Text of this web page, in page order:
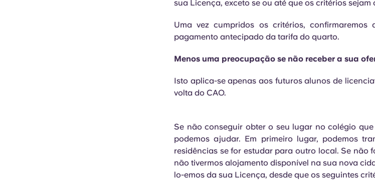
sua Licença, exceto se ou até que os critérios sejam
Uma vez cumpridos os critérios, confirmaremos
pagamento antecipado da tarifa do quarto.
Menos uma preocupação se não receber a sua
Isto aplica-se apenas aos futuros alunos de
volta do CAO.
Se não conseguir obter o seu lugar no colégio
podemos ajudar. Em primeiro lugar, podemos
residências se for estudar para outro local. Se não
não tivermos alojamento disponível na sua nova
lo-emos da sua Licença, desde que os seguintes